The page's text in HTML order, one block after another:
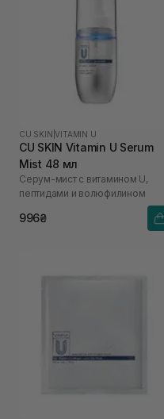
CU SKIN |VITAMIN U
CU SKIN Vitamin U Serum
Mist 48 мл
Серум-мист с витамином U,
пептидами и волюфилином
996₴